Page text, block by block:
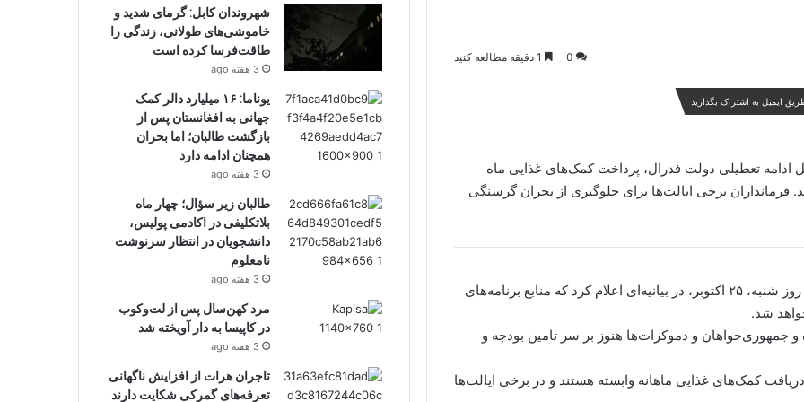
0
ایمیل به اشتراک بگذارید
ادامه تعطیلی دولت فدرال، پرداخت کمک‌های غذایی ماه
خواهد شد. فرمانداران برخی ایالت‌ها برای جلوگیری از بحران گرسنگی
به گزارش خبرگزاری آگاه، وزارت زراعت ایالات متحده روز شنبه، ۲۵ اکتوبر، در بیانیه‌ای اعلام کرد که منابع برنامه‌های
شد.
جمهوری‌خواهان و دموکرات‌ها هنوز بر سر تامین بودجه و
۴۱ میلیون امریکایی به دریافت کمک‌های غذایی ماهانه وابسته هستند و در برخی ایالت‌ها
شهروندان کابل: گرمای شدید و
خاموشی‌های طولانی، زندگی را
طاقت‌فرسا کرده است
3 هفته ago
یوناما: ۱۶ میلیارد دالر کمک
جهانی به افغانستان پس از
بازگشت طالبان؛ اما بحران
همچنان ادامه دارد
3 هفته ago
طالبان زیر سؤال؛ چهار ماه
بلاتکلیفی در اکادمی پولیس،
دانشجویان در انتظار سرنوشت
نامعلوم
3 هفته ago
مرد کهن‌سال پس از لت‌وکوب
در کاپیسا به دار آویخته شد
3 هفته ago
تاجران هرات از افزایش ناگهانی
تعرفه‌های گمرکی شکایت دارند